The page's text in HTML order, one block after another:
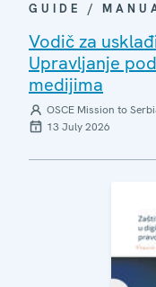
GUIDE /
Vodič za
Upravljanje
medijima
OSCE Mission to
13 July 2026